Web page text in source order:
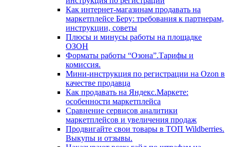
Как интернет-магазинам продавать на
маркетплейсе Беру: требования к партнерам,
инструкции, советы
Плюсы и минусы работы на площадке
ОЗОН
Форматы работы “Озона”.Тарифы и
комиссия.
Мини-инструкция по регистрации на Ozon в
качестве продавца
Как продавать на Яндекс.Маркете:
особенности маркетплейса
Сравнение сервисов аналитики
маркетплейсов и увеличения продаж
Продвигайте свои товары в ТОП Wildberries.
Выкупы и отзывы.